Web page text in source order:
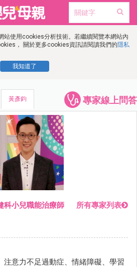
站使用cookies分析技術。若繼續閱覽本網站內
， 關於更多cookies資訊請閱讀我們的隱私
我知道了
專家線上問答
黃彥鈞
科小兒職能治療師 所有專家列表
注意力不足過動症、情緒障礙、學習